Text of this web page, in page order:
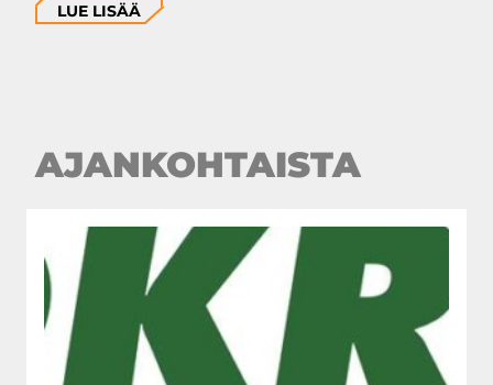
LUE LISÄÄ
AJANKOHTAISTA